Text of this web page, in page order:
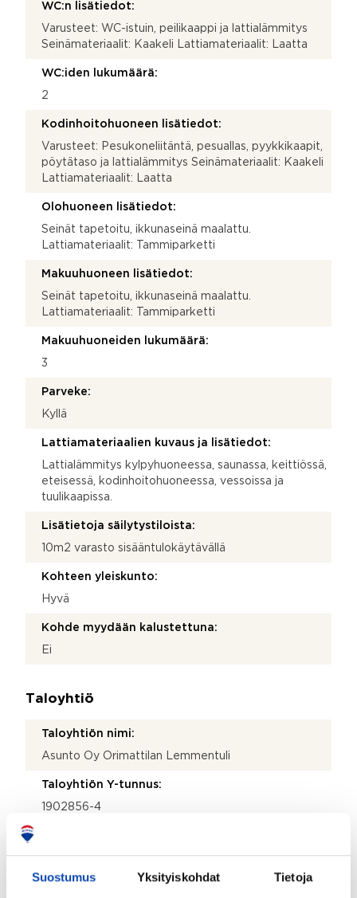
Suostumus Yksityiskohdat Tietoja
WC:n lisätiedot:
Varusteet: WC-istuin, peilikaappi ja lattialämmitys
Seinämateriaalit: Kaakeli Lattiamateriaalit: Laatta
WC:iden lukumäärä:
2
Kodinhoitohuoneen lisätiedot:
Varusteet: Pesukoneliitäntä, pesuallas, pyykkikaapit,
pöytätaso ja lattialämmitys Seinämateriaalit: Kaakeli
Lattiamateriaalit: Laatta
Olohuoneen lisätiedot:
Seinät tapetoitu, ikkunaseinä maalattu.
Lattiamateriaalit: Tammiparketti
Makuuhuoneen lisätiedot:
Seinät tapetoitu, ikkunaseinä maalattu.
Lattiamateriaalit: Tammiparketti
Makuuhuoneiden lukumäärä:
3
Parveke:
Kyllä
Lattiamateriaalien kuvaus ja lisätiedot:
Lattialämmitys kylpyhuoneessa, saunassa, keittiössä,
eteisessä, kodinhoitohuoneessa, vessoissa ja
tuulikaapissa.
Lisätietoja säilytystiloista:
10m2 varasto sisääntulokäytävällä
Kohteen yleiskunto:
Hyvä
Kohde myydään kalustettuna:
Ei
Taloyhtiö
Taloyhtiön nimi:
Asunto Oy Orimattilan Lemmentuli
Taloyhtiön Y-tunnus:
1902856-4
Huoltoyhtiö
Lisätietoja kiinteistönhoidosta: